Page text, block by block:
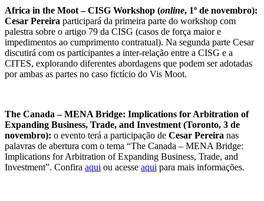
Africa in the Moot – CISG Workshop (online, 1º de novembro):
Cesar Pereira participará da primeira parte do workshop com
palestra sobre o artigo 79 da CISG (casos de força maior e
impedimentos ao cumprimento contratual). Na segunda parte Cesar
discutirá com os participantes a inter-relação entre a CISG e a
CITES, explorando diferentes abordagens que podem ser adotadas
por ambas as partes no caso fictício do Vis Moot.
The Canada – MENA Bridge: Implications for Arbitration of
Expanding Business, Trade, and Investment (Toronto, 3 de
novembro): o evento terá a participação de Cesar Pereira nas
palavras de abertura com o tema “The Canada – MENA Bridge:
Implications for Arbitration of Expanding Business, Trade, and
Investment”. Confira aqui ou acesse aqui para mais informações.